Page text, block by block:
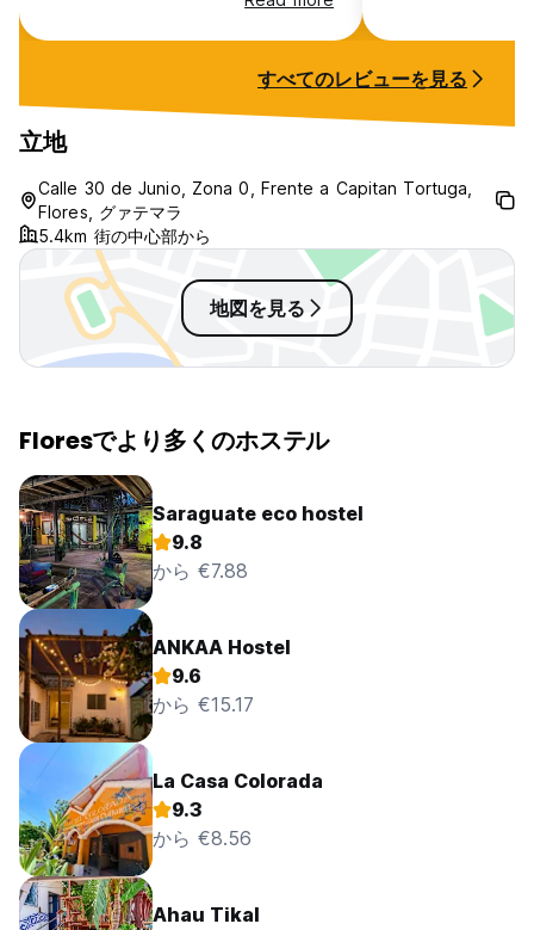
I’d highly recommend this hostel!
すべてのレビューを見る
立地
Calle 30 de Junio, Zona 0, Frente a Capitan Tortuga,
Flores, グァテマラ
5.4km 街の中心部から
地図を見る
Floresでより多くのホステル
Saraguate eco hostel
9.8
から €7.88
ANKAA Hostel
9.6
から €15.17
La Casa Colorada
9.3
から €8.56
Ahau Tikal